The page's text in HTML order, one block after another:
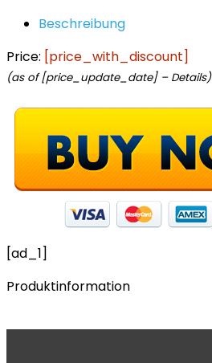
Beschreibung
Price: [price_with_discount]
(as of [price_update_date] – Details)
[ad_1]
Produktinformation